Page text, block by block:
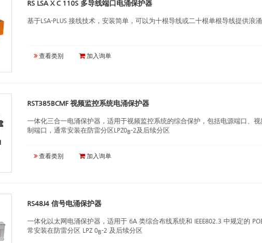
RS LSA X C 110S 多导线端口电涌保护器
基于LSA-PLUS 接线技术，安装简单，可以为十根导线或二十根单根导线提供浪
查看类别 加入询单
RST385BCMF 视频监控系统电涌保护器
一体化三合一电涌保护器，适用于视频监控系统的综合保护，包括电源端口、
制端口，通常安装在防雷分区LPZ0B-2及后续分区
查看类别 加入询单
RS48J4 信号电涌保护器
一体化以太网电涌保护器，适用于 6A 类综合布线系统和 IEEE802.3 中规定的
常安装在防雷分区 LPZ 0B-2 及后续分区